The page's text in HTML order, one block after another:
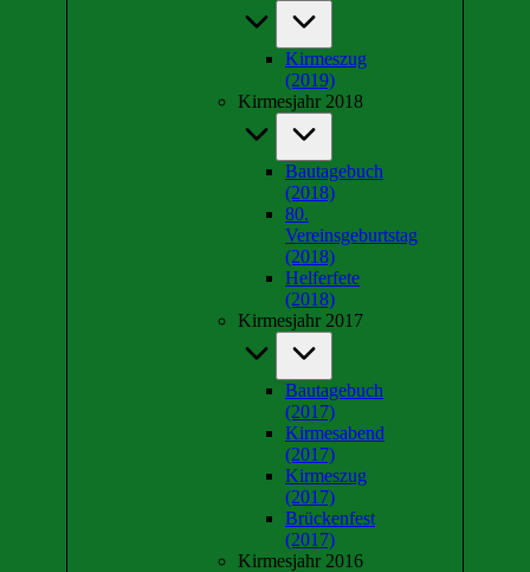
Kirmeszug
(2019)
Kirmesjahr 2018
Bautagebuch
(2018)
80.
Vereinsgeburtstag
(2018)
Helferfete
(2018)
Kirmesjahr 2017
Bautagebuch
(2017)
Kirmesabend
(2017)
Kirmeszug
(2017)
Brückenfest
(2017)
Kirmesjahr 2016